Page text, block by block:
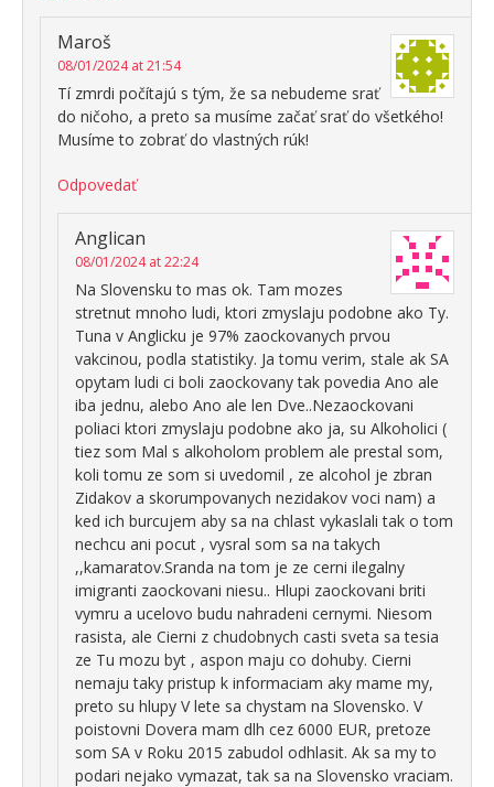
Maroš
08/01/2024 at 21:54
Tí zmrdi počítajú s tým, že sa nebudeme srať
do ničoho, a preto sa musíme začať srať do všetkého!
Musíme to zobrať do vlastných rúk!
Odpovedať
Anglican
08/01/2024 at 22:24
Na Slovensku to mas ok. Tam mozes
stretnut mnoho ludi, ktori zmyslaju podobne ako Ty.
Tuna v Anglicku je 97% zaockovanych prvou
vakcinou, podla statistiky. Ja tomu verim, stale ak SA
opytam ludi ci boli zaockovany tak povedia Ano ale
iba jednu, alebo Ano ale len Dve..Nezaockovani
poliaci ktori zmyslaju podobne ako ja, su Alkoholici (
tiez som Mal s alkoholom problem ale prestal som,
koli tomu ze som si uvedomil , ze alcohol je zbran
Zidakov a skorumpovanych nezidakov voci nam) a
ked ich burcujem aby sa na chlast vykaslali tak o tom
nechcu ani pocut , vysral som sa na takych
,,kamaratov.Sranda na tom je ze cerni ilegalny
imigranti zaockovani niesu.. Hlupi zaockovani briti
vymru a ucelovo budu nahradeni cernymi. Niesom
rasista, ale Cierni z chudobnych casti sveta sa tesia
ze Tu mozu byt , aspon maju co dohuby. Cierni
nemaju taky pristup k informaciam aky mame my,
preto su hlupy V lete sa chystam na Slovensko. V
poistovni Dovera mam dlh cez 6000 EUR, pretoze
som SA v Roku 2015 zabudol odhlasit. Ak sa my to
podari nejako vymazat, tak sa na Slovensko vraciam.